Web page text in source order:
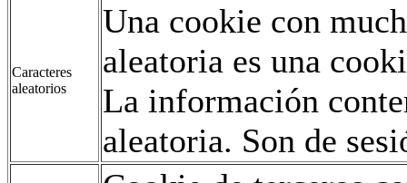
Caracteres
aleatorios
Una cookie con
aleatoria es una
La información
aleatoria. Son de